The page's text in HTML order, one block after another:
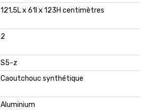
121,5L x 61l x 123H centimètres
2
S5-z
Caoutchouc synthétique
Aluminium